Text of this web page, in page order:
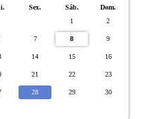
Sex. Sáb.
Dom.
1
2
7 8 9
14 15 16
21 22 23
28 29 30